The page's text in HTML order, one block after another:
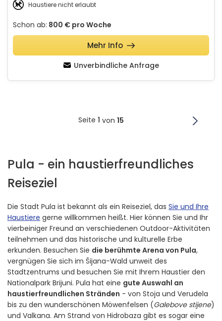
Haustiere nicht erlaubt
Schon ab: 800 € pro Woche
Unverbindliche Anfrage
Mehr Info
Seite 1 von 15
Pula - ein haustierfreundliches
Reiseziel
Die Stadt Pula ist bekannt als ein Reiseziel, das Sie und Ihre
Haustiere gerne willkommen heißt. Hier können Sie und Ihr
vierbeiniger Freund an verschiedenen Outdoor-Aktivitäten
teilnehmen und das historische und kulturelle Erbe
erkunden. Besuchen Sie die berühmte Arena von Pula,
vergnügen Sie sich im Šijana-Wald unweit des
Stadtzentrums und besuchen Sie mit Ihrem Haustier den
Nationalpark Brijuni. Pula hat eine gute Auswahl an
haustierfreundlichen Stränden - von Stoja und Verudela
bis zu den wunderschönen Möwenfelsen (Galebove stijene)
und Valkana. Am Strand von Hidrobaza gibt es sogar eine